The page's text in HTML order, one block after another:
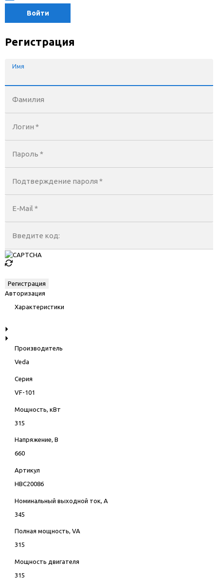
Войти
Регистрация
Имя
Фамилия
Логин *
Пароль *
Подтверждение пароля *
E-Mail *
Введите код:
Авторизация
Характеристики
Производитель
Veda
Серия
VF-101
Мощность, кВт
315
Напряжение, В
660
Артикул
HBC20086
Номинальный выходной ток, А
345
Полная мощность, VA
315
Мощность двигателя
315